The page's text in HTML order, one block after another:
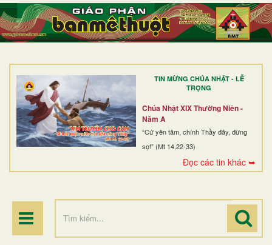
TIN MỪNG CHÚA NHẬT - LỄ
TRỌNG
Chúa Nhật XIX Thường Niên -
Năm A
“Cứ yên tâm, chính Thầy đây, đừng
sợ!” (Mt 14,22-33)
Đọc các tin khác ➥
TRANG NHẤT
GIỚI THIỆU
DÒNG TU
BAN MỤC VỤ
ĐOÀN THỂ CG